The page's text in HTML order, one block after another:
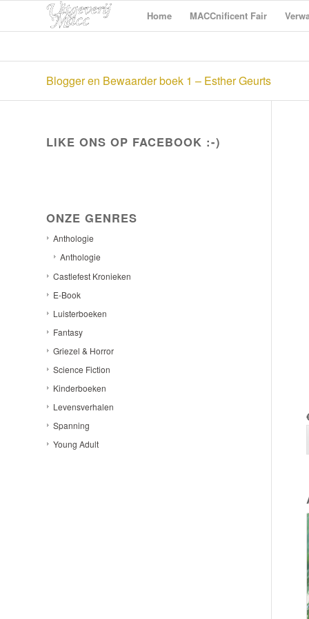
Home MACCnificent Fair
Blogger en Bewaarder boek 1 – Esther Geurts
LIKE ONS OP FACEBOOK :-)
ONZE GENRES
Anthologie
Anthologie
Castlefest Kronieken
E-Book
Luisterboeken
Fantasy
Griezel & Horror
Science Fiction
Kinderboeken
Levensverhalen
Spanning
Young Adult